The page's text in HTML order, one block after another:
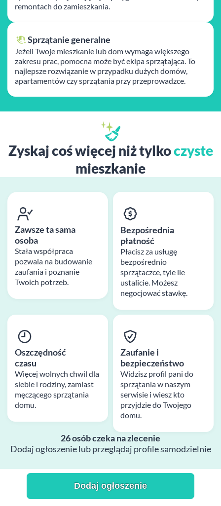
remontach do zamieszkania.
Sprzątanie generalne
Jeżeli Twoje mieszkanie lub dom wymaga większego
zakresu prac, pomocna może być ekipa sprzątająca. To
najlepsze rozwiązanie w przypadku dużych domów,
apartamentów czy sprzątania przy przeprowadzce.
Zyskaj coś więcej niż tylkoczyste
mieszkanie
Zawsze ta sama
osoba
Stała współpraca
pozwala na budowanie
zaufania i poznanie
Twoich potrzeb.
Oszczędność
czasu
Więcej wolnych chwil dla
siebie i rodziny, zamiast
męczącego sprzątania
domu.
Bezpośrednia
płatność
Płacisz za usługę
bezpośrednio
sprzątaczce, tyle ile
ustalicie. Możesz
negocjować stawkę.
Zaufanie i
bezpieczeństwo
Widzisz profil pani do
sprzątania w naszym
serwisie i wiesz kto
przyjdzie do Twojego
domu.
26 osób czeka na zlecenie
Dodaj ogłoszenie lub przeglądaj profile samodzielnie
Dodaj ogłoszenie